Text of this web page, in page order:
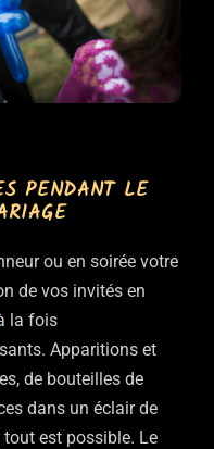
PENDANT LE
ou en soirée votre
de vos invités en
la fois
Apparitions et
de bouteilles de
dans un éclair de
est possible. Le